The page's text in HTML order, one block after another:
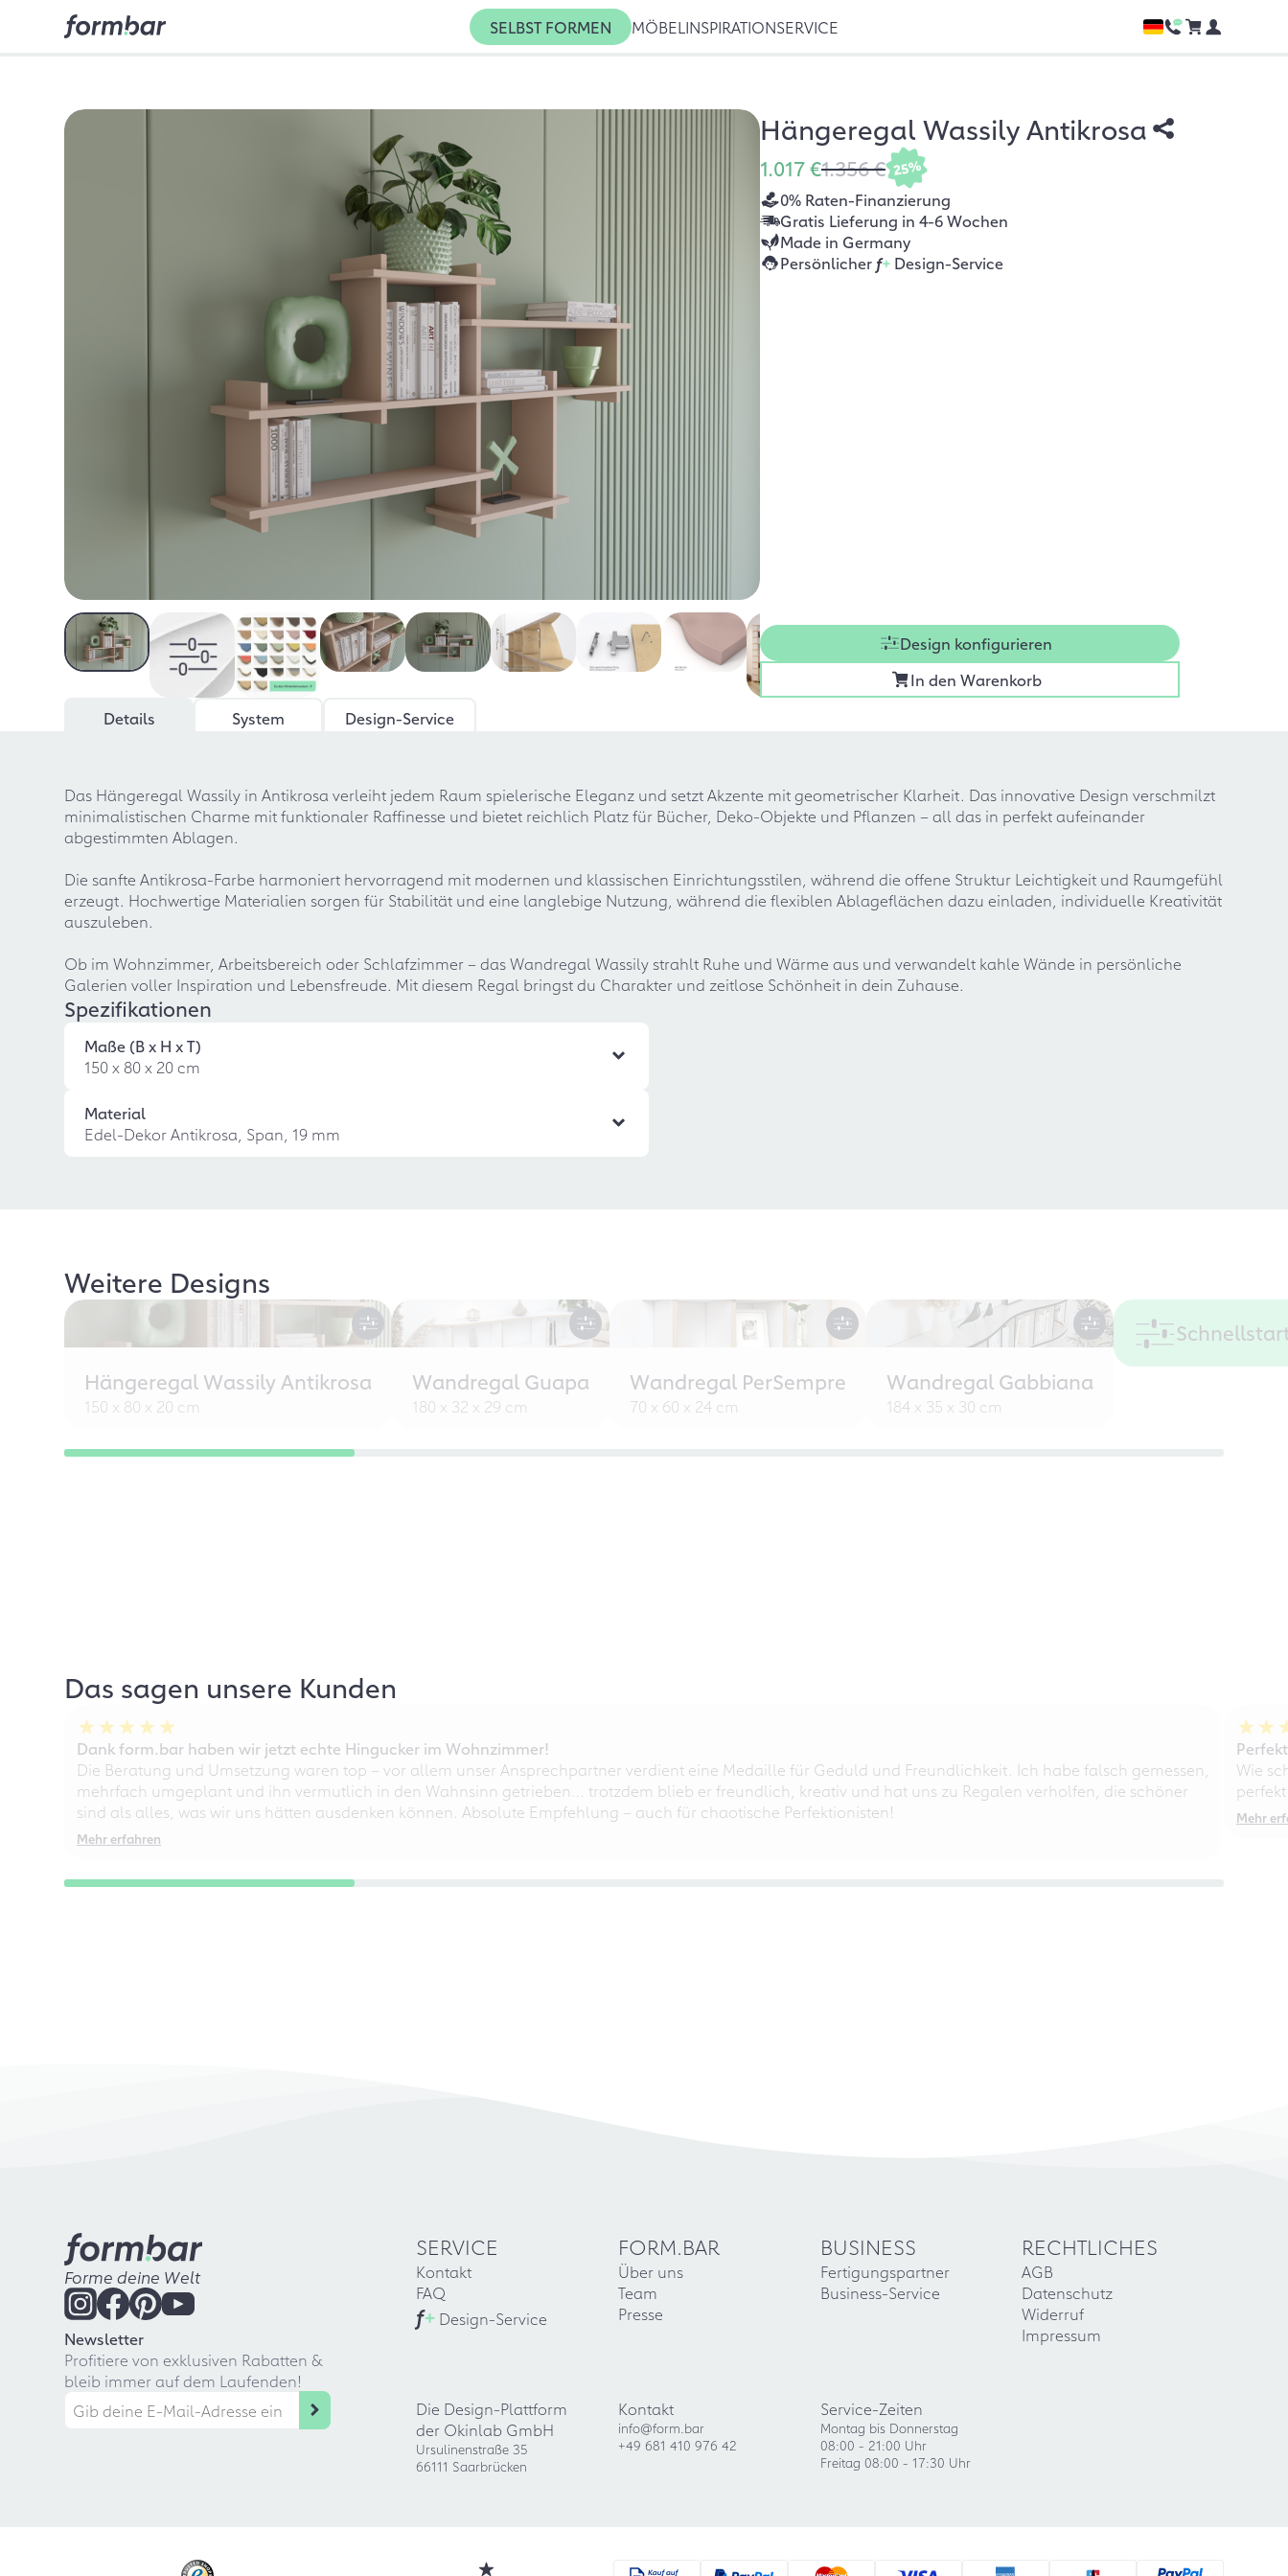
SELBST FORMEN MÖBEL INSPIRATIONSERVICE
Hängeregal Wassily Antikrosa
1.017 €1.356 € 25%
0% Raten-Finanzierung
Gratis Lieferung in 4-6 Wochen
Made in Germany
Persönlicher f+Design-Service
Design konfigurieren
In den Warenkorb
Details
System Design-Service
Das Hängeregal Wassily in Antikrosa verleiht jedem Raum spielerische Eleganz und setzt Akzente mit geometrischer Klarheit. Das innovative Design verschmilzt
minimalistischen Charme mit funktionaler Raffinesse und bietet reichlich Platz für Bücher, Deko-Objekte und Pflanzen – all das in perfekt aufeinander
abgestimmten Ablagen.
Die sanfte Antikrosa-Farbe harmoniert hervorragend mit modernen und klassischen Einrichtungsstilen, während die offene Struktur Leichtigkeit und Raumgefühl
erzeugt. Hochwertige Materialien sorgen für Stabilität und eine langlebige Nutzung, während die flexiblen Ablageflächen dazu einladen, individuelle Kreativität
auszuleben.
Ob im Wohnzimmer, Arbeitsbereich oder Schlafzimmer – das Wandregal Wassily strahlt Ruhe und Wärme aus und verwandelt kahle Wände in persönliche
Galerien voller Inspiration und Lebensfreude. Mit diesem Regal bringst du Charakter und zeitlose Schönheit in dein Zuhause.
Spezifikationen
Maße (B x H x T)
150 x 80 x 20 cm
Material
Edel-Dekor Antikrosa, Span, 19 mm
Weitere Designs
Hängeregal Wassily Antikrosa
150 x 80 x 20 cm
Wandregal Guapa
180 x 32 x 29 cm
Wandregal PerSempre
70 x 60 x 24 cm
Wandregal Gabbiana
184 x 35 x 30 cm
Das sagen unsere Kunden
Dank form.bar haben wir jetzt echte Hingucker im Wohnzimmer!
Die Beratung und Umsetzung waren top – vor allem unser Ansprechpartner verdient eine Medaille für Geduld und Freundlichkeit. Ich habe falsch gemessen,
mehrfach umgeplant und ihn vermutlich in den Wahnsinn getrieben… trotzdem blieb er freundlich, kreativ und hat uns zu Regalen verholfen, die schöner
sind als alles, was wir uns hätten ausdenken können. Absolute Empfehlung – auch für chaotische Perfektionisten!
Mehr erfahren
Wie
Mehr
Forme deine Welt
Newsletter
Profitiere von exklusiven Rabatten &
bleib immer auf dem Laufenden!
SERVICE
Kontakt
FAQ
f+ Design-Service
FORM.BAR
Über uns
Team
Presse
BUSINESS
Fertigungspartner
Business-Service
RECHTLICHES
AGB
Datenschutz
Widerruf
Impressum
Die Design-Plattform
der Okinlab GmbH
Ursulinenstraße 35
66111 Saarbrücken
Kontakt
info@form.bar
+49 681 410 976 42
Service-Zeiten
Montag bis Donnerstag
08:00 - 21:00 Uhr
Freitag 08:00 - 17:30 Uhr